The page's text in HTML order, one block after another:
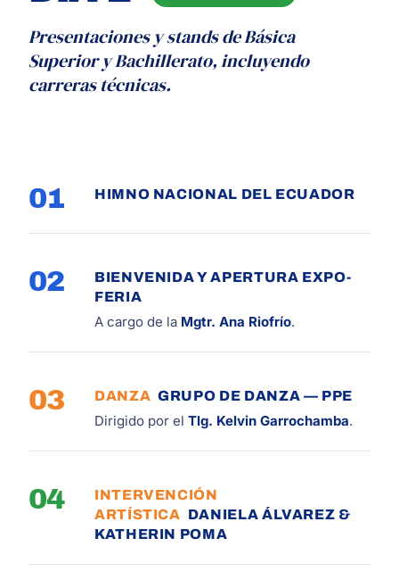
Presentaciones y stands de Básica
Superior y Bachillerato, incluyendo
carreras técnicas.
01 HIMNO NACIONAL DEL ECUADOR
02
BIENVENIDA Y APERTURA EXPO-
FERIA
A cargo de la Mgtr. Ana Riofrío.
03 DANZA GRUPO DE DANZA — PPE
Dirigido por el Tlg. Kelvin Garrochamba.
04
INTERVENCIÓN
ARTÍSTICA DANIELA ÁLVAREZ &
KATHERIN POMA